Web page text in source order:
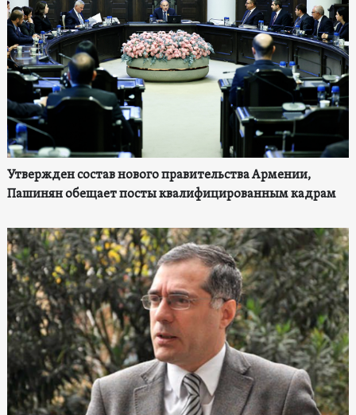
Утвержден состав нового правительства Армении,
Пашинян обещает посты квалифицированным кадрам